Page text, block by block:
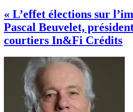
« L’effet élections sur
Pascal Beuvelet,
courtiers In&Fi Crédits